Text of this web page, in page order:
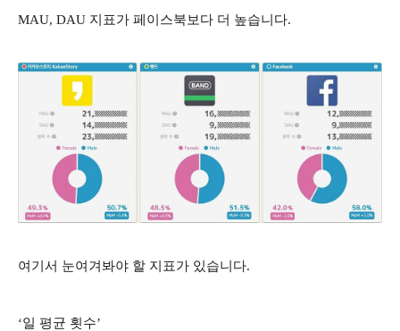
MAU, DAU 지표가 페이스북보다 더 높습니다.
여기서 눈여겨봐야 할 지표가 있습니다.
‘일 평균 횟수’